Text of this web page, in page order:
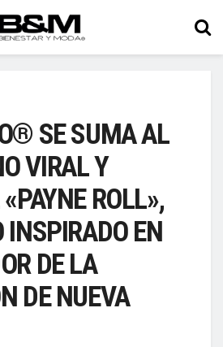
SE SUMA AL
VIRAL Y
ROLL»,
INSPIRADO EN
DE LA
DE NUEVA